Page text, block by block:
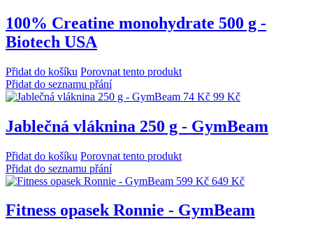
100% Creatine monohydrate 500 g -
Biotech USA
Přidat do košíku Porovnat tento produkt
Přidat do seznamu přání
74 Kč 99 Kč
Jablečná vláknina 250 g - GymBeam
Přidat do košíku Porovnat tento produkt
Přidat do seznamu přání
599 Kč 649 Kč
Fitness opasek Ronnie - GymBeam